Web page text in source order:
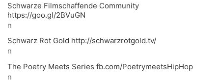
Schwarze Filmschaffende Community
https://goo.gl/2BVuGN
n
Schwarz Rot Gold http://schwarzrotgold.tv/
n
The Poetry Meets Series fb.com/PoetrymeetsHipHop
n